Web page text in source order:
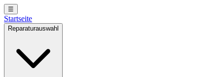
☰
Startseite
Reparaturauswahl